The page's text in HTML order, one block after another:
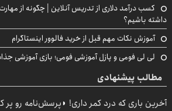
کسب درآمد دلاری از تدریس آنلاین | چگونه از
داشته باشیم؟
آموزش نکات مهم قبل از خرید فالوور اینستاگرام
لی لی فومی و پازل آموزشی فومی؛ بازی آموزشی
مطالب پیشنهادی
آخرین باری که درد کمر داری! ◗پرسش‌نامه رو پر